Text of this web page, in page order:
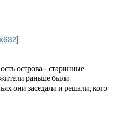
острова - старинные
раньше были
они заседали и решали, кого